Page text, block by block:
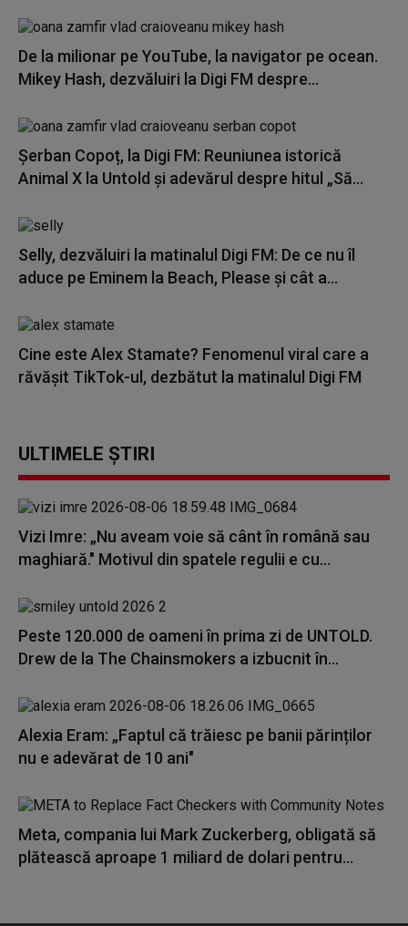
De la milionar pe YouTube, la navigator pe ocean.
Mikey Hash, dezvăluiri la Digi FM despre...
Șerban Copoț, la Digi FM: Reuniunea istorică
Animal X la Untold și adevărul despre hitul „Să...
Selly, dezvăluiri la matinalul Digi FM: De ce nu îl
aduce pe Eminem la Beach, Please și cât a...
Cine este Alex Stamate? Fenomenul viral care a
răvășit TikTok-ul, dezbătut la matinalul Digi FM
ULTIMELE ȘTIRI
Vizi Imre: „Nu aveam voie să cânt în română sau
maghiară." Motivul din spatele regulii e cu...
Peste 120.000 de oameni în prima zi de UNTOLD.
Drew de la The Chainsmokers a izbucnit în...
Alexia Eram: „Faptul că trăiesc pe banii părinților
nu e adevărat de 10 ani"
Meta, compania lui Mark Zuckerberg, obligată să
plătească aproape 1 miliard de dolari pentru...